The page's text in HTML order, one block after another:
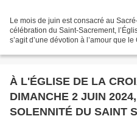
Le mois de juin est consacré au
célébration du Saint-Sacrement,
s’agit d’une dévotion à l’amour que
À L'ÉGLISE DE LA
DIMANCHE 2 JUIN
SOLENNITÉ DU SAINT